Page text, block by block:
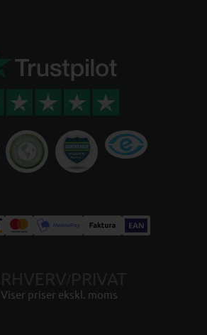
Viser priser ekskl. moms